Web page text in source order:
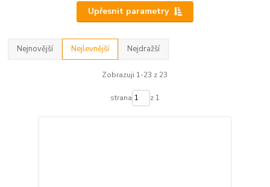
Upřesnit parametry
Nejnovější Nejlevnější Nejdražší
Zobrazuji 1-23 z 23
strana z 1